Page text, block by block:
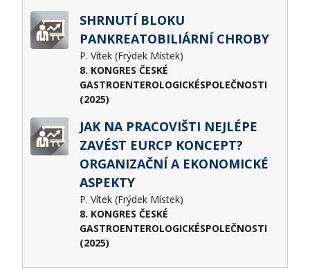
SHRNUTÍ BLOKU
PANKREATOBILIÁRNÍ CHROBY
P. Vítek (Frýdek Místek)
8. KONGRES ČESKÉ
GASTROENTEROLOGICKÉSPOLEČNOSTI
(2025)
JAK NA PRACOVIŠTI NEJLÉPE
ZAVÉST EURCP KONCEPT?
ORGANIZAČNÍ A EKONOMICKÉ
ASPEKTY
P. Vítek (Frýdek Místek)
8. KONGRES ČESKÉ
GASTROENTEROLOGICKÉSPOLEČNOSTI
(2025)